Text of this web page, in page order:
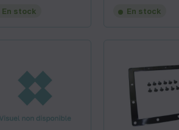
En stock En stock